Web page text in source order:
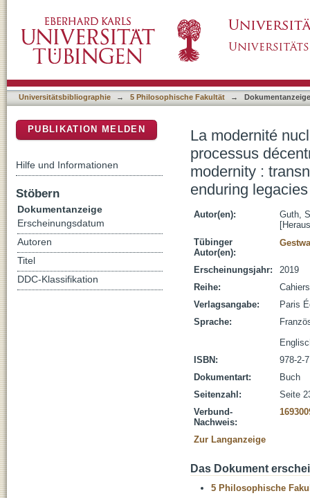
persistants = Soviet nuclear modernity :
enduring legacies
Universitätsbibliographie → 5 Philosophische Fakultät → Dokumentanzeige
La modernité
processus
modernity :
enduring legacies
Autor(en):
Guth,
Tübinger
Autor(en):
Erscheinungsjahr:
2019
Reihe:
Verlagsangabe:
Paris
Sprache:
ISBN:
978-2-
Dokumentart:
Buch
Seitenzahl:
Seite
Verbund-
Nachweis:
Zur Langanzeige
Das Dokument
5 Philosophische
PUBLIKATION MELDEN
Hilfe und Informationen
Stöbern
Dokumentanzeige
Erscheinungsdatum
Autoren
Titel
DDC-Klassifikation